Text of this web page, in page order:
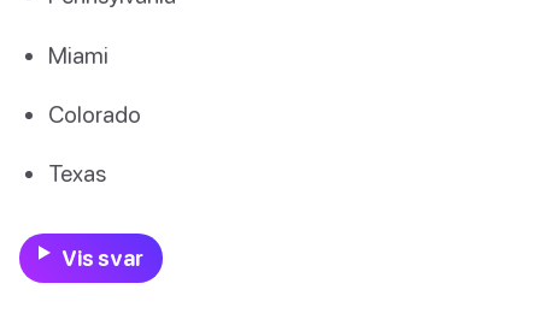
Miami
Colorado
Texas
Vis svar